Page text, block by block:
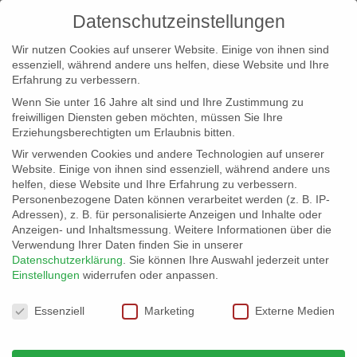
info@erfolgreich-events.de
+4940 46 777 230
Datenschutzeinstellungen
Wir nutzen Cookies auf unserer Website. Einige von ihnen sind
essenziell, während andere uns helfen, diese Website und Ihre
Erfahrung zu verbessern.
Wenn Sie unter 16 Jahre alt sind und Ihre Zustimmung zu
freiwilligen Diensten geben möchten, müssen Sie Ihre
Erziehungsberechtigten um Erlaubnis bitten.
Wir verwenden Cookies und andere Technologien auf unserer
Website. Einige von ihnen sind essenziell, während andere uns
helfen, diese Website und Ihre Erfahrung zu verbessern.
Personenbezogene Daten können verarbeitet werden (z. B. IP-
Adressen), z. B. für personalisierte Anzeigen und Inhalte oder
Anzeigen- und Inhaltsmessung. Weitere Informationen über die
Verwendung Ihrer Daten finden Sie in unserer
Datenschutzerklärung
Sie können Ihre Auswahl jederzeit unter
Einstellungen widerrufen oder anpassen.
Datenschutzeinstellungen
Essenziell Marketing Externe Medien